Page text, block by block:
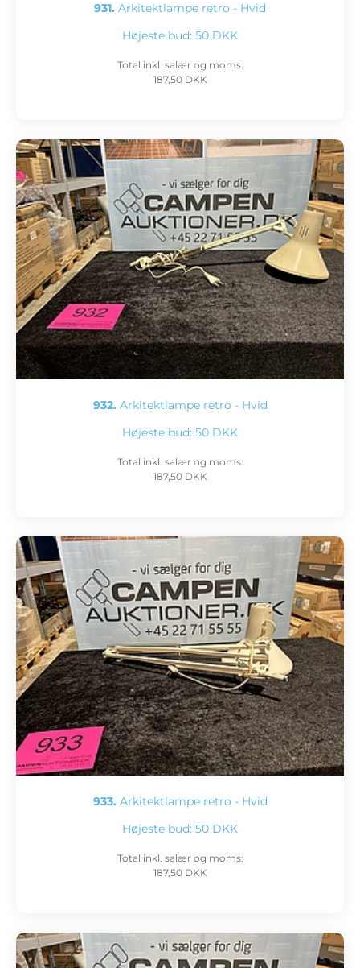
931. Arkitektlampe retro - Hvid
Højeste bud: 50 DKK
Total inkl. salær og moms:
187,50 DKK
932. Arkitektlampe retro - Hvid
Højeste bud: 50 DKK
Total inkl. salær og moms:
187,50 DKK
933. Arkitektlampe retro - Hvid
Højeste bud: 50 DKK
Total inkl. salær og moms:
187,50 DKK